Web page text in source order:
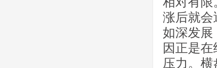
涨后就会
如深发展
因正是
压力。